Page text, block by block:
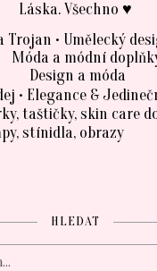
Láska. Všechno ♥
Trojan • Umělecký
a módní
a móda
• Elegance &
taštičky, skin care
stínidla, obrazy
HLEDAT